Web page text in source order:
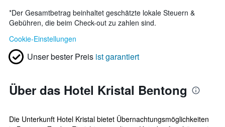
*Der Gesamtbetrag beinhaltet geschätzte lokale Steuern &
Gebühren, die beim Check-out zu zahlen sind.
Cookie-Einstellungen
Unser bester Preis ist garantiert
Über das Hotel Kristal Bentong
Die Unterkunft Hotel Kristal bietet Übernachtungsmöglichkeiten